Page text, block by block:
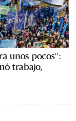
unos pocos”:
trabajo,